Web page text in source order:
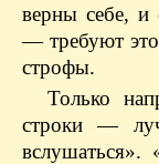
верны себе,
— требуют
строфы.
Только
строки —
вслушаться».